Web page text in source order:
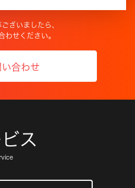
ざいましたら、
わせください。
い合わせ
ス